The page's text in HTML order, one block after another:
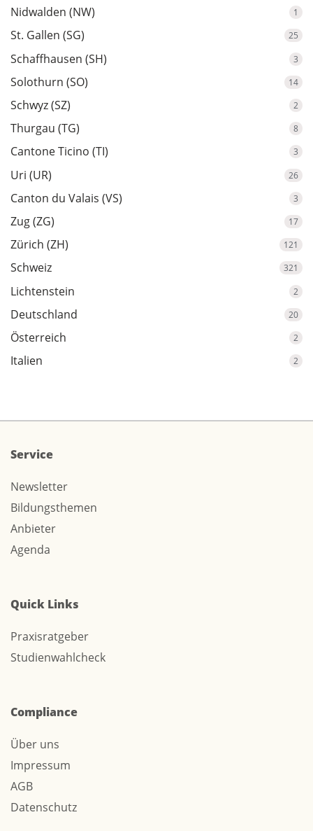
Nidwalden (NW) 1
St. Gallen (SG) 25
Schaffhausen (SH) 3
Solothurn (SO) 14
Schwyz (SZ) 2
Thurgau (TG) 8
Cantone Ticino (TI) 3
Uri (UR) 26
Canton du Valais (VS) 3
Zug (ZG) 17
Zürich (ZH) 121
Schweiz 321
Lichtenstein 2
Deutschland 20
Österreich 2
Italien 2
Service
Newsletter
Bildungsthemen
Anbieter
Agenda
Quick Links
Praxisratgeber
Studienwahlcheck
Compliance
Über uns
Impressum
AGB
Datenschutz